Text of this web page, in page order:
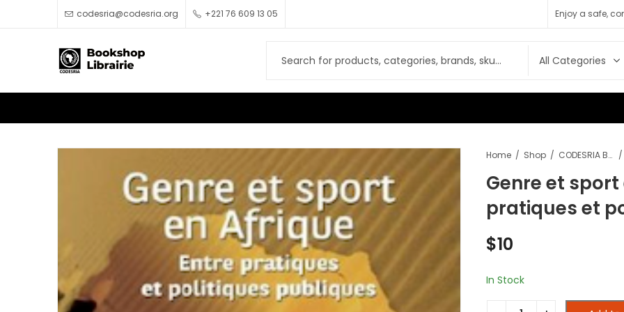
codesria@codesria.org +221 76 609 13 05 Enjoy a safe,
Home Shop CODESRIA Books
Genre et sport
pratiques et
$10
In Stock